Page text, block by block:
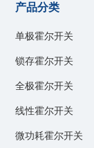
产品分类
单极霍尔开关
锁存霍尔开关
全极霍尔开关
线性霍尔开关
微功耗霍尔开关